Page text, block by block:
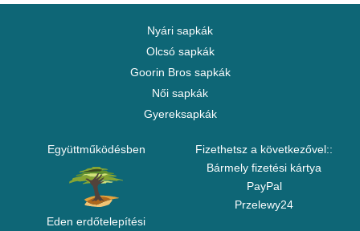
Nyári sapkák
Olcsó sapkák
Goorin Bros sapkák
Női sapkák
Gyereksapkák
Együttműködésben
Eden erdőtelepítési
Fizethetsz a következővel::
Bármely fizetési kártya
PayPal
Przelewy24